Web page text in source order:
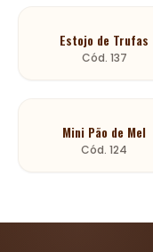
Estojo de Trufas
Cód. 137
Mini Pão de Mel
Cód. 124